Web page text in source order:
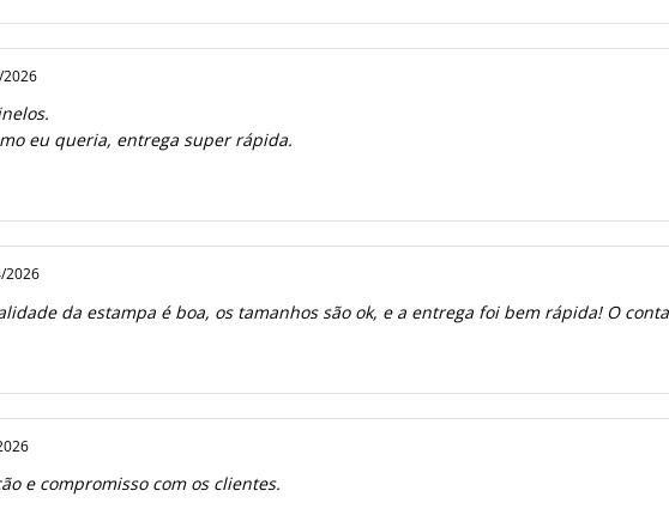
2026
eu queria, entrega super rápida.
2026
da estampa é boa, os tamanhos são ok, e a entrega foi bem rápida! O
e compromisso com os clientes.